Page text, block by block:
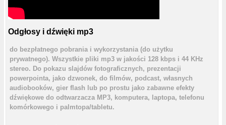
Odgłosy i dźwięki mp3
do bezpłatnego pobrania i wykorzystania (do użytku
prywatnego). Wszystkie pliki mp3 w jakości 128 kbps i 44 KHz
stereo. Do pokazu slajdów fotograficznych, prezentacji
powerpointa, jako dzwonek, do filmów, podcast, własnych
audiobooków, gier flash lub po prostu jako zabawne efekty
dźwiękowe do odtwarzacza MP3, komputera, laptopa, telefonu
komórkowego i palmtopa/tabletu.